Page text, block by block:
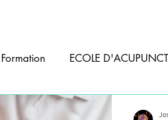
ECOLE
ACUPUNCTURE ANIMAUX